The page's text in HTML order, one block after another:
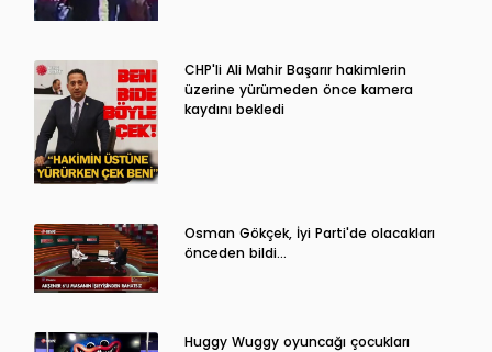
CHP'li Ali Mahir Başarır hakimlerin
üzerine yürümeden önce kamera
kaydını bekledi
Osman Gökçek, İyi Parti'de olacakları
önceden bildi...
Huggy Wuggy oyuncağı çocukları